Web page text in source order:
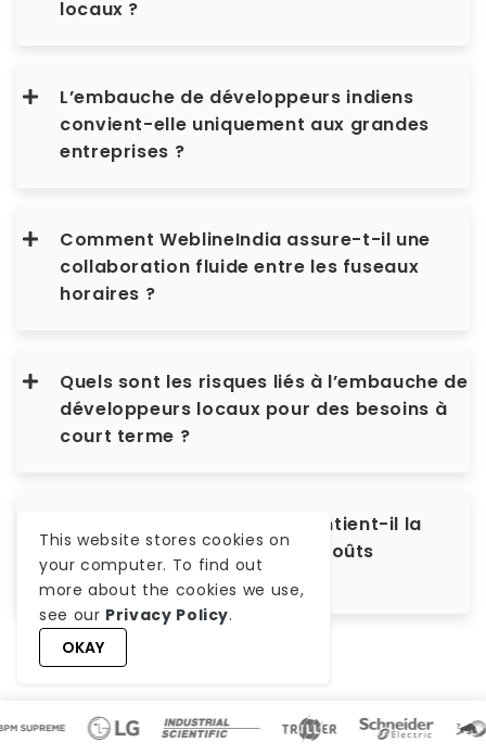
locaux ?
L’embauche de développeurs indiens
convient-elle uniquement aux grandes
entreprises ?
Comment WeblineIndia assure-t-il une
collaboration fluide entre les fuseaux
horaires ?
Quels sont les risques liés à l’embauche de
développeurs locaux pour des besoins à
court terme ?
Comment WeblineIndia maintient-il la
qualité tout en offrant des coûts
inférieurs ?
Articles connexes à lire
This website stores cookies on
your computer. To find out
more about the cookies we use,
see our Privacy Policy.
OKAY